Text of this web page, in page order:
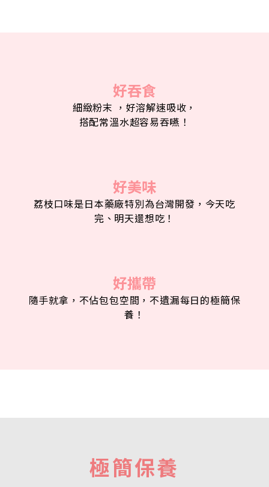
好吞食
細緻粉末 ，好溶解速吸收，
搭配常溫水超容易吞嚥！
好美味
荔枝口味是日本藥廠特別為台灣開發，今天吃
完、明天還想吃！
好攜帶
隨手就拿，不佔包包空間，不遺漏每日的極簡保
養！
極簡保養